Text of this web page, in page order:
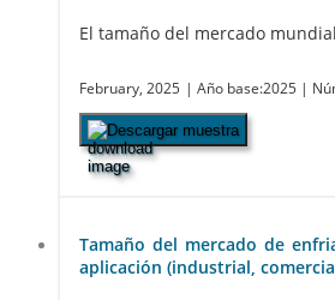
El tamaño del mercado
February, 2025 | Año base:2025 |
Descargar muestra
Tamaño del mercado de
aplicación (industrial,